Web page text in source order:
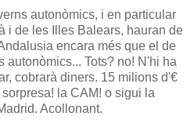
autonòmics, i en particular
i de les Illes Balears, hauran de
encara més que el de
autonòmics... Tots? no! N'hi ha
cobrarà diners. 15 milions d'€
la CAM! o sigui la
Acollonant.